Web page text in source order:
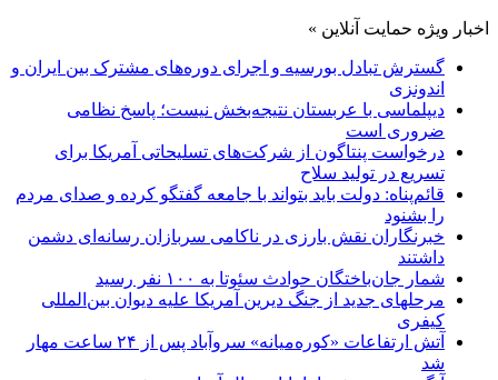
اخبار ویژه حمایت آنلاین »
گسترش تبادل بورسیه و اجرای دوره‌های مشترک بین ایران و
اندونزی
دیپلماسی با عربستان نتیجه‌بخش نیست؛ پاسخ نظامی
ضروری است
درخواست پنتاگون از شرکت‌های تسلیحاتی آمریکا برای
تسریع در تولید سلاح
قائم‌پناه: دولت باید بتواند با جامعه گفتگو کرده و صدای مردم
را بشنود
خبرنگاران نقش بارزی در ناکامی سربازان رسانه‌ای دشمن
داشتند
شمار جان‌باختگان حوادث سئوتا به ۱۰۰ نفر رسید
مرحله‎ای جدید از جنگ دیرین آمریکا علیه دیوان بین‌المللی
کیفری
آتش ارتفاعات «کوره‌میانه» سروآباد پس از ۲۴ ساعت مهار
شد